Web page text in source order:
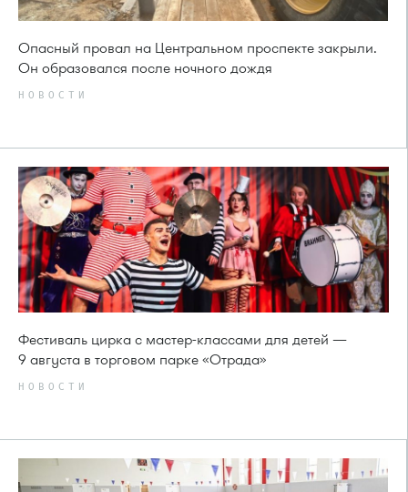
Опасный провал на Центральном проспекте закрыли.
Он образовался после ночного дождя
НОВОСТИ
Фестиваль цирка с мастер-классами для детей —
9 августа в торговом парке «Отрада»
НОВОСТИ